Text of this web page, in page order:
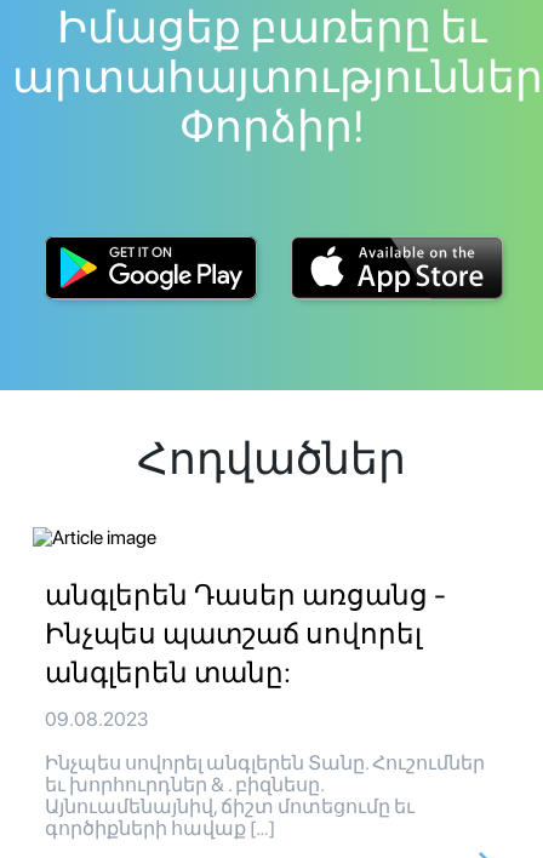
Իմացեք բառերը եւ
Փորձիր!
Հոդվածներ
անգլերեն Դասեր առցանց -
Ինչպես պատշաճ սովորել
անգլերեն տանը:
09.08.2023
Ինչպես սովորել անգլերեն Տանը. Հուշումներ
եւ խորհուրդներ & . բիզնեսը.
Այնուամենայնիվ, ճիշտ մոտեցումը եւ
գործիքների հավաք […]